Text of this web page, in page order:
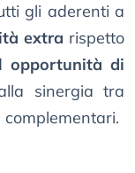
gli aderenti a
extra rispetto
opportunità di
sinergia tra